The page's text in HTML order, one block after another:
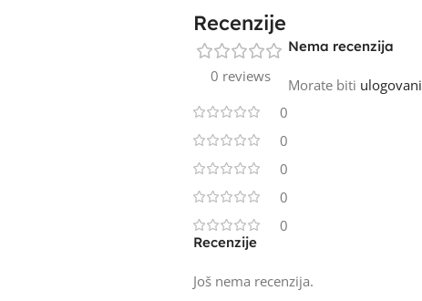
Recenzije
0 reviews
0
0
0
0
0
Recenzije
Još nema recenzija.
Nema recenzija
Morate biti ulogovani